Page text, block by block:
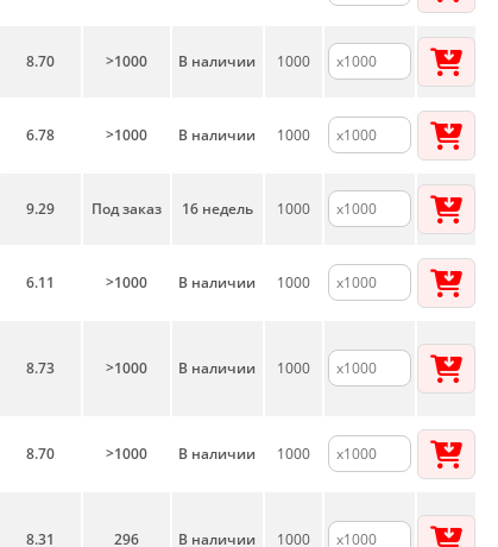
8.70 >1000 В наличии 1000
6.78 >1000 В наличии 1000
9.29 Под заказ 16 недель 1000
6.11 >1000 В наличии 1000
8.73 >1000 В наличии 1000
8.70 >1000 В наличии 1000
8.31 296 В наличии 1000